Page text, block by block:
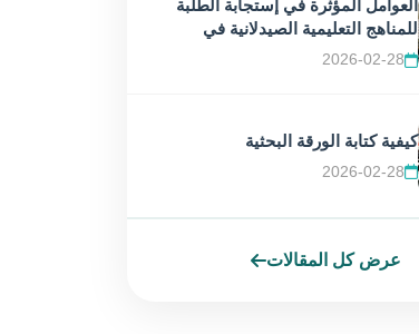
العوامل المؤثرة في إستجابة الطلبة
للمناهج التعليمية الصيدلانية في
العراق
2026-02-28
كيفية كتابة الورقة البحثية
2026-02-28
عرض كل المقالات